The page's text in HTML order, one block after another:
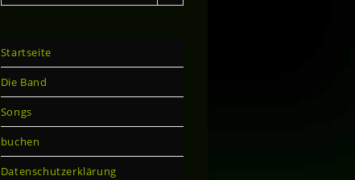
Startseite
Die Band
Songs
buchen
Datenschutzerklärung